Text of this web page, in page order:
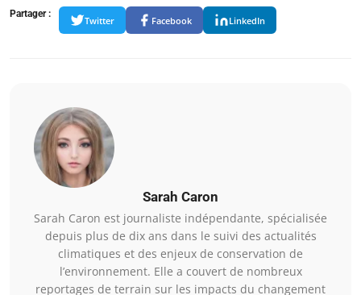
Partager :
Twitter Facebook LinkedIn
Sarah Caron
Sarah Caron est journaliste indépendante, spécialisée
depuis plus de dix ans dans le suivi des actualités
climatiques et des enjeux de conservation de
l’environnement. Elle a couvert de nombreux
reportages de terrain sur les impacts du changement